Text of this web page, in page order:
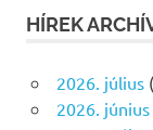
HÍREK
2026. július
2026. június